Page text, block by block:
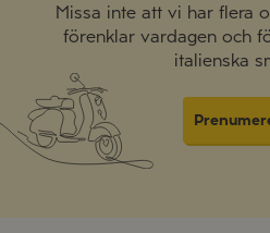
Missa inte att vi har flera
förenklar vardagen och
italienska